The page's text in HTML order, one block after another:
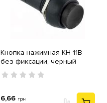
Кнопка нажимная КН-11В
без фиксации, черный
6,66 грн